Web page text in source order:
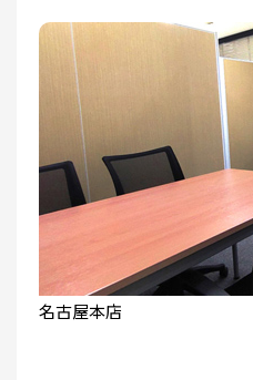
名古屋本店